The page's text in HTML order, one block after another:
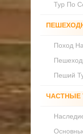
Тур По
Поход
Пеший
ЧАСТНЫЕ